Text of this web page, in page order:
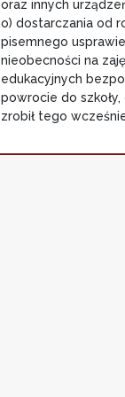
oraz innych
o) dostarczania od
pisemnego
nieobecności na
edukacyjnych
powrocie do
zrobił tego